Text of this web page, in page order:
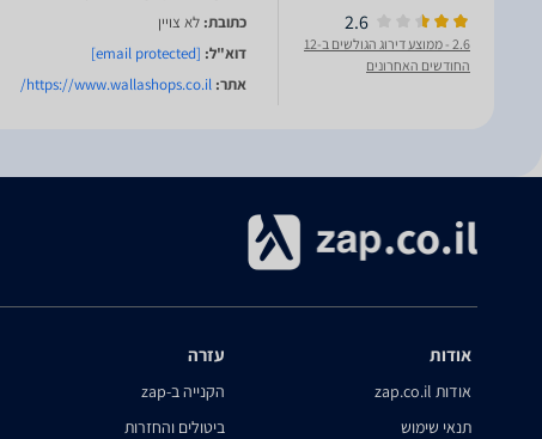
2.6
2.6
- ממוצע דירוג הגולשים ב-12
החודשים האחרונים
כתובת: לא צויין
דוא"ל: [email protected]
אתר: https://www.wallashops.co.il/
אודות
אודות zap.co.il
תנאי שימוש
עזרה
הקנייה ב-zap
ביטולים והחזרות